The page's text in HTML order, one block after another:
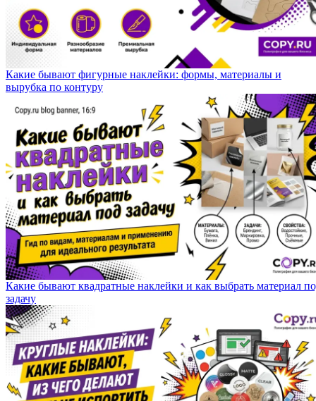
Какие бывают фигурные наклейки: формы, материалы и
вырубка по контуру
Какие бывают квадратные наклейки и как выбрать материал
задачу